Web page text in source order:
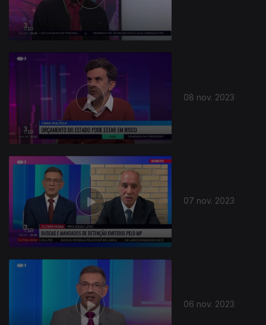
08 nov. 2023
07 nov. 2023
06 nov. 2023
726347